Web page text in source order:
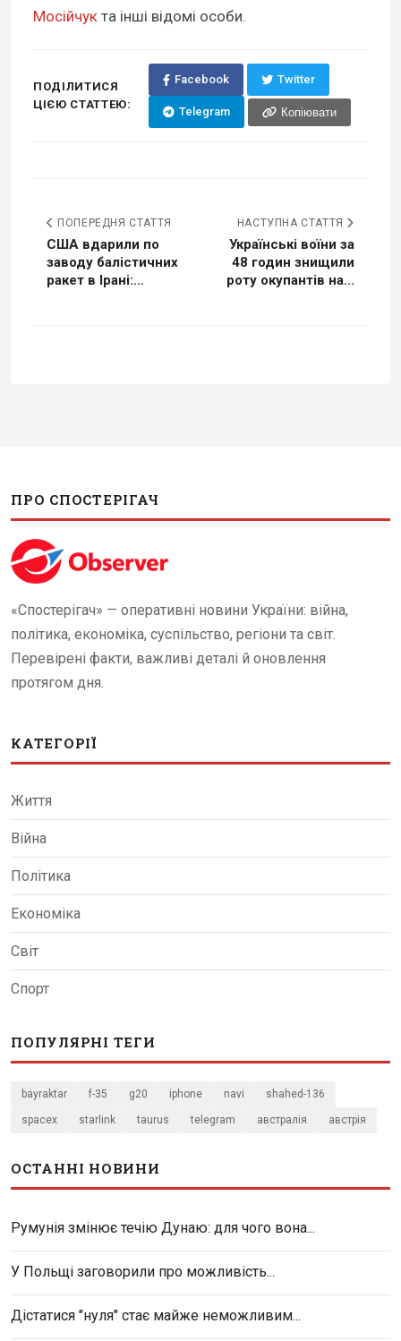
Мосійчук та інші відомі особи.
ПОДІЛИТИСЯ
ЦІЄЮ СТАТТЕЮ:
Facebook Twitter
Telegram Копіювати
ПОПЕРЕДНЯ СТАТТЯ
США вдарили по
заводу балістичних
ракет в Ірані:...
НАСТУПНА СТАТТЯ
Українські воїни за
48 годин знищили
роту окупантів на...
ПРО СПОСТЕРІГАЧ
«Спостерігач» — оперативні новини України: війна,
політика, економіка, суспільство, регіони та світ.
Перевірені факти, важливі деталі й оновлення
протягом дня.
КАТЕГОРІЇ
Життя
Війна
Політика
Економіка
Світ
Спорт
ПОПУЛЯРНІ ТЕГИ
bayraktar f-35 g20 iphone navi shahed-136
spacex starlink taurus telegram австралія австрія
ОСТАННІ НОВИНИ
Румунія змінює течію Дунаю: для чого вона...
У Польщі заговорили про можливість...
Дістатися "нуля" стає майже неможливим...